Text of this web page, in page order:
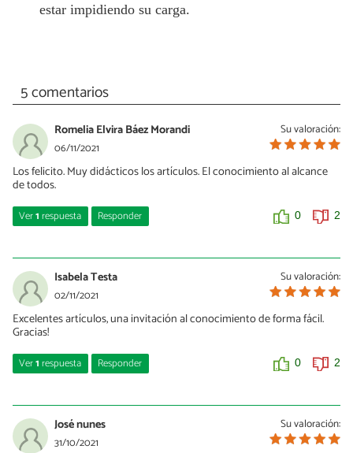
estar impidiendo su carga.
5 comentarios
Su valoración:
Romelia Elvira Báez Morandi
06/11/2021
Los felicito. Muy didácticos los artículos. El conocimiento al alcance
de todos.
Ver1respuesta Responder 0 2
06/11/2021
Romelia, ¡Muchísimas gracias!
0
Su valoración:
Isabela Testa
02/11/2021
Excelentes artículos, una invitación al conocimiento de forma fácil.
Gracias!
Ver1respuesta Responder 0 2
02/11/2021
Isabela, muchísimas gracias por leer EcologíaVerde
Su valoración:
José nunes
31/10/2021